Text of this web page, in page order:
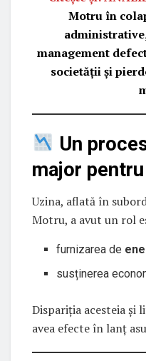
Motru în
management
societății și
Un
major
Uzina, aflată în
Motru, a avut un rol
furnizarea de
susținerea
Dispariția acesteia și
avea efecte în lanț